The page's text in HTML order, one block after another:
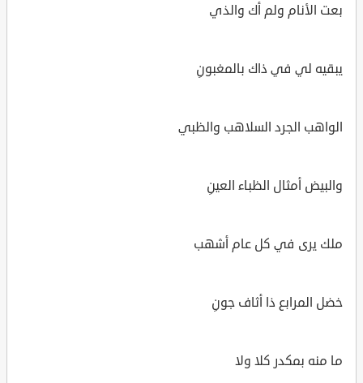
بعت الأنام ولم أك والذي
يبقيه لي في ذاك بالمغبونِ
الواهب الجرد السلاهب والظبي
والبيض أمثال الظباء العينِ
ملك يرى في كل عام أشهب
خضل المرابع ذا أثاف جونِ
ما منه بمكدر كلا ولا